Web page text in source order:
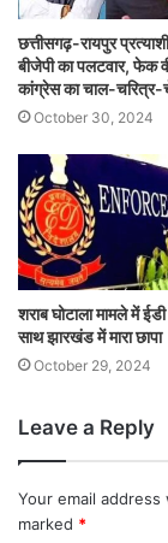
छत्तीसगढ़-रायपुर
बीजेपी का पलटवार, फेक
कांग्रेस का चाल-चरित्र-
October 30, 2024
शराब घोटाला मामले में
साथ झारखंड में मारा छापा
October 29, 2024
Leave a Reply
Your email
marked *